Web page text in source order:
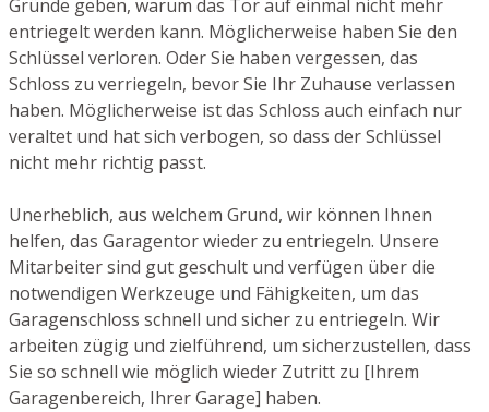
Gründe geben, warum das Tor auf einmal nicht mehr
entriegelt werden kann. Möglicherweise haben Sie den
Schlüssel verloren. Oder Sie haben vergessen, das
Schloss zu verriegeln, bevor Sie Ihr Zuhause verlassen
haben. Möglicherweise ist das Schloss auch einfach nur
veraltet und hat sich verbogen, so dass der Schlüssel
nicht mehr richtig passt.
Unerheblich, aus welchem Grund, wir können Ihnen
helfen, das Garagentor wieder zu entriegeln. Unsere
Mitarbeiter sind gut geschult und verfügen über die
notwendigen Werkzeuge und Fähigkeiten, um das
Garagenschloss schnell und sicher zu entriegeln. Wir
arbeiten zügig und zielführend, um sicherzustellen, dass
Sie so schnell wie möglich wieder Zutritt zu [Ihrem
Garagenbereich, Ihrer Garage] haben.